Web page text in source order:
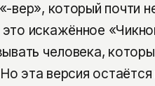
вер», который почти
искажённое
человека,
эта версия остаётся